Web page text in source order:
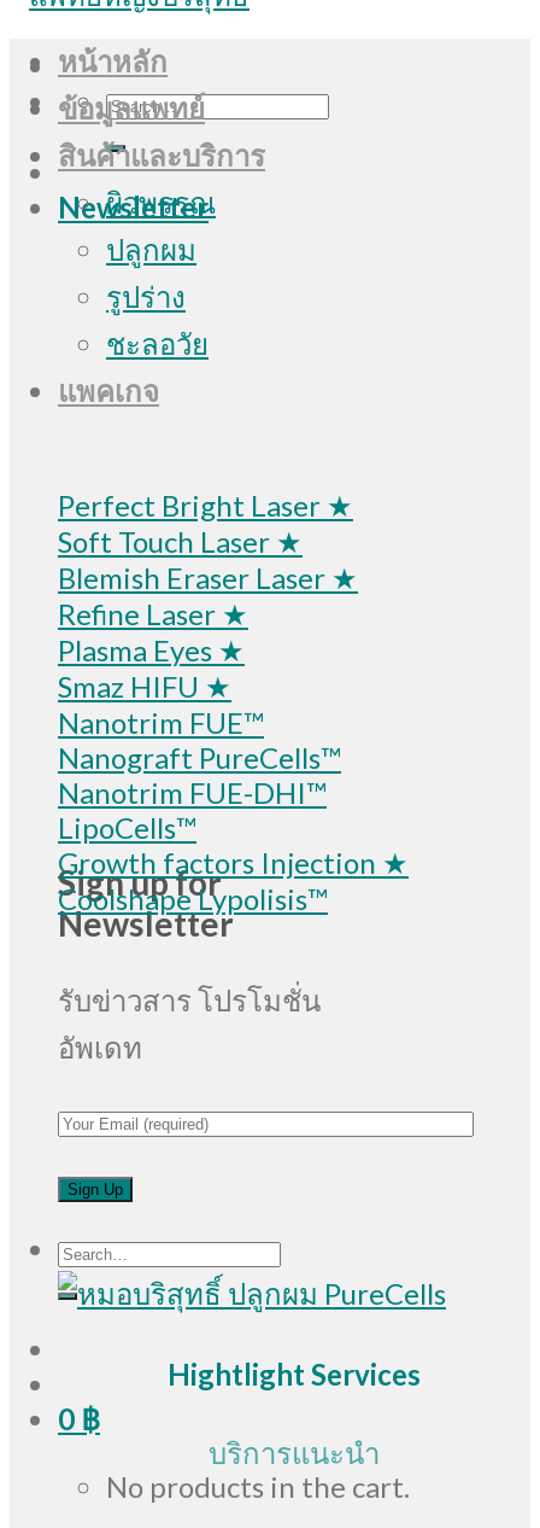
Search
for:
Newsletter
Sign up for
Newsletter
รับข่าวสาร โปรโมชั่น
อัพเดท
Search
for:
0 ฿
No products in the cart.
หน้าหลัก
ข้อมูลแพทย์
สินค้าและบริการ
ผิวพรรณ
ปลูกผม
รูปร่าง
ชะลอวัย
แพคเกจ
Perfect Bright Laser ★
Soft Touch Laser ★
Blemish Eraser Laser ★
Refine Laser ★
Plasma Eyes ★
Smaz HIFU ★
Nanotrim FUE™
Nanograft PureCells™
Nanotrim FUE-DHI™
LipoCells™
Growth factors Injection ★
Coolshape Lypolisis™
Hightlight Services
บริการแนะนำ